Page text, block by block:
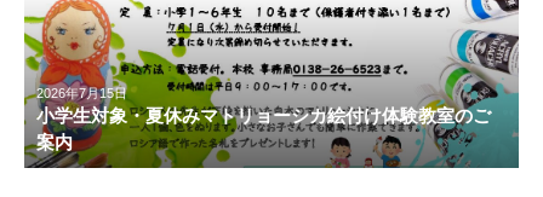
2026年7月15日
小学生対象・夏休みマトリョーシカ絵付け体験教室のご
案内